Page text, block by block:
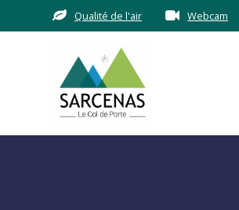
au
Qualité de l'air Webcam